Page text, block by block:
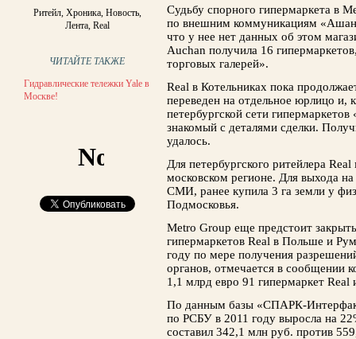
Ритейл, Хроника, Новость,
Лента, Real
ЧИТАЙТЕ ТАКЖЕ
Гидравлические тележки Yale в
Москве!
Судьбу спорного гипермаркета в
по внешним коммуникациям «Ашан
что у нее нет данных об этом
Auchan получила 16
торговых галерей».
Real в Котельниках пока
переведен на отдельное юрлицо и,
петербургской сети
знакомый с деталями сделки.
удалось.
Для петербургского ритейлера
московском регионе. Для выхода
СМИ, ранее купила 3 га земли у
Подмосковья.
Metro Group еще предстоит
гипермаркетов Real в Польше и
году по мере получения
органов, отмечается в сообщении
1,1 млрд евро 91 гипермаркет Real
По данным базы «СПАРК-
по РСБУ в 2011 году выросла на
составил 342,1 млн руб. против